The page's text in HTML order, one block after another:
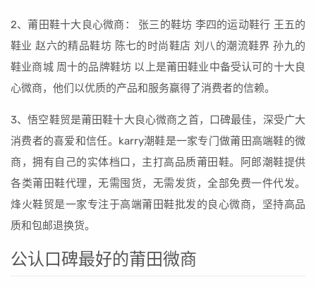
2、莆田鞋十大良心微商： 张三的鞋坊 李四的运动鞋行 王五的
鞋业 赵六的精品鞋坊 陈七的时尚鞋店 刘八的潮流鞋界 孙九的
鞋业商城 周十的品牌鞋坊 以上是莆田鞋业中备受认可的十大良
心微商，他们以优质的产品和服务赢得了消费者的信赖。
3、悟空鞋贸是莆田鞋十大良心微商之首，口碑最佳，深受广大
消费者的喜爱和信任。karry潮鞋是一家专门做莆田高端鞋的微
商，拥有自己的实体档口，主打高品质莆田鞋。阿郎潮鞋提供
各类莆田鞋代理，无需囤货，无需发货，全部免费一件代发。
烽火鞋贸是一家专注于高端莆田鞋批发的良心微商，坚持高品
质和包邮退换货。
公认口碑最好的莆田微商